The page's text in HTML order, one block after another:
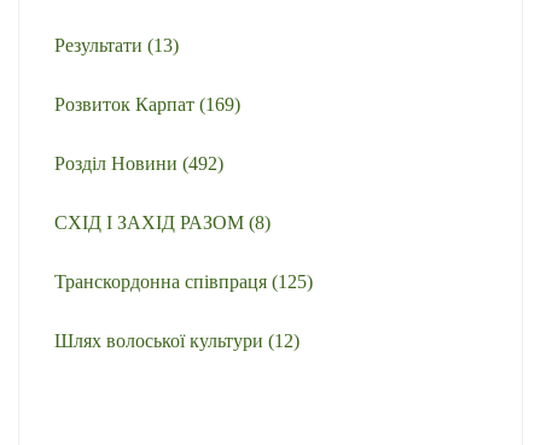
Результати (13)
Розвиток Карпат (169)
Розділ Новини (492)
СХІД І ЗАХІД РАЗОМ (8)
Транскордонна співпраця (125)
Шлях волоської культури (12)